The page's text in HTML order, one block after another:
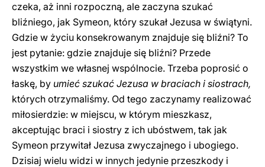
czeka, aż inni rozpoczną, ale zaczyna szukać
bliźniego, jak Symeon, który szukał Jezusa w świątyni.
Gdzie w życiu konsekrowanym znajduje się bliźni? To
jest pytanie: gdzie znajduje się bliźni? Przede
wszystkim we własnej wspólnocie. Trzeba poprosić o
łaskę, by umieć szukać Jezusa w braciach i siostrach,
których otrzymaliśmy. Od tego zaczynamy realizować
miłosierdzie: w miejscu, w którym mieszkasz,
akceptując braci i siostry z ich ubóstwem, tak jak
Symeon przywitał Jezusa zwyczajnego i ubogiego.
Dzisiaj wielu widzi w innych jedynie przeszkody i